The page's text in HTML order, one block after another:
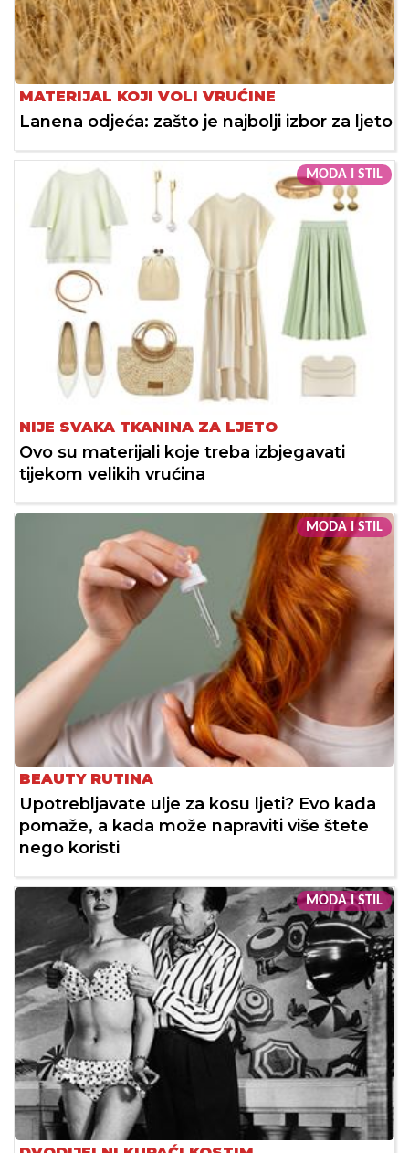
MATERIJAL KOJI VOLI VRUĆINE
Lanena odjeća: zašto je najbolji izbor za ljeto
MODA I STIL
NIJE SVAKA TKANINA ZA LJETO
Ovo su materijali koje treba izbjegavati
tijekom velikih vrućina
MODA I STIL
BEAUTY RUTINA
Upotrebljavate ulje za kosu ljeti? Evo kada
pomaže, a kada može napraviti više štete
nego koristi
MODA I STIL